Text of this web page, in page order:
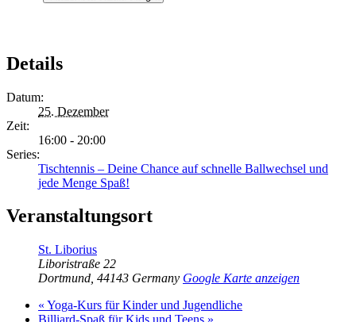
Details
Datum:
25. Dezember
Zeit:
16:00 - 20:00
Series:
Tischtennis – Deine Chance auf schnelle Ballwechsel und
jede Menge Spaß!
Veranstaltungsort
St. Liborius
Liboristraße 22
Dortmund 44143 Germany Google Karte anzeigen
« Yoga-Kurs für Kinder und Jugendliche